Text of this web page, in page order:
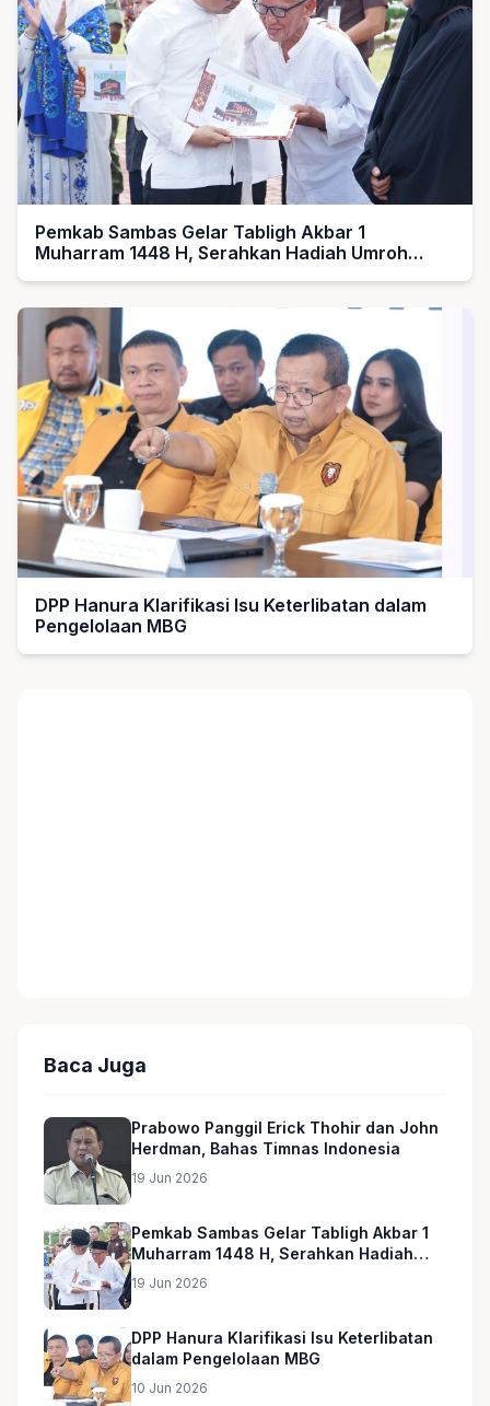
Pemkab Sambas Gelar Tabligh Akbar 1
Muharram 1448 H, Serahkan Hadiah Umroh
DPP Hanura Klarifikasi Isu Keterlibatan dalam
Pengelolaan MBG
Baca Juga
Prabowo Panggil Erick Thohir dan John
Herdman, Bahas Timnas Indonesia
19 Jun 2026
Pemkab Sambas Gelar Tabligh Akbar 1
Muharram 1448 H, Serahkan Hadiah
Umroh untuk Guru Ngaji dan Imam
19 Jun 2026
DPP Hanura Klarifikasi Isu Keterlibatan
dalam Pengelolaan MBG
10 Jun 2026